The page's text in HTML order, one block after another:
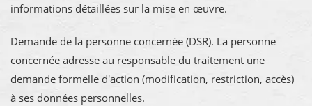
informations détaillées sur la mise en œuvre.
Demande de la personne concernée (DSR). La personne
concernée adresse au responsable du traitement une
demande formelle d'action (modification, restriction, accès)
à ses données personnelles.